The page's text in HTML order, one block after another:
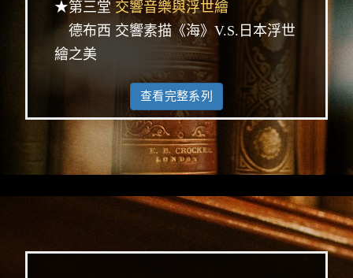
★第三堂 交響音樂與浮世繪
德布西 交響素描《海》V.S.日本浮世
繪之美
查看完整系列